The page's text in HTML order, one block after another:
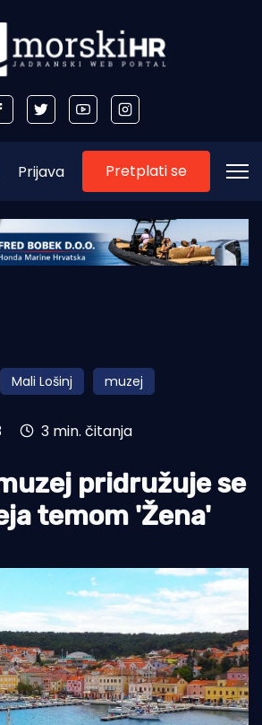
Prijava Pretplati se
Mali Lošinj muzej
3 min. čitanja
pridružuje se
temom 'Žena'